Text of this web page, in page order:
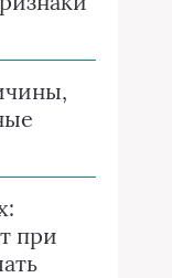
при